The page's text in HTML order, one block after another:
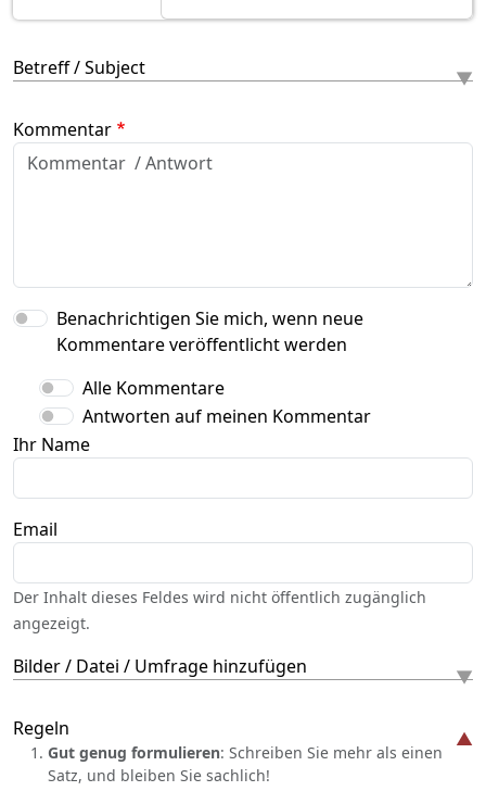
Betreff / Subject
Kommentar
Benachrichtigen Sie mich, wenn neue
Kommentare veröffentlicht werden
Alle Kommentare
Antworten auf meinen Kommentar
Ihr Name
Email
Der Inhalt dieses Feldes wird nicht öffentlich zugänglich
angezeigt.
Bilder / Datei / Umfrage hinzufügen
Regeln
Gut genug formulieren: Schreiben Sie mehr als einen
Satz, und bleiben Sie sachlich!